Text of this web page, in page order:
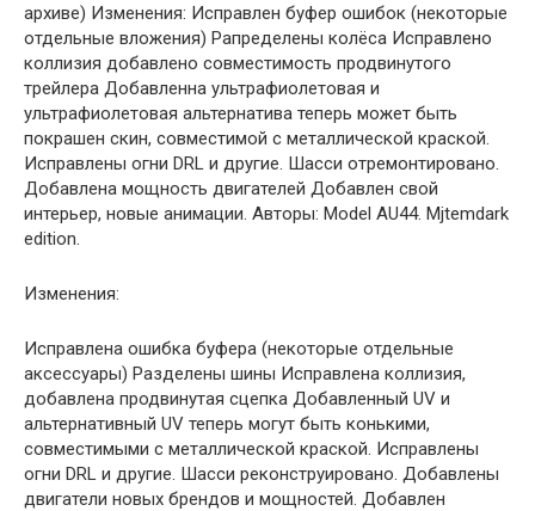
архиве) Изменения: Исправлен буфер ошибок (некоторые
отдельные вложения) Рапределены колёса Исправлено
коллизия добавлено совместимость продвинутого
трейлера Добавленна ультрафиолетовая и
ультрафиолетовая альтернатива теперь может быть
покрашен скин, совместимой с металлической краской.
Исправлены огни DRL и другие. Шасси отремонтировано.
Добавлена мощность двигателей Добавлен свой
интерьер, новые анимации. Авторы: Model AU44. Mjtemdark
edition.
Изменения:
Исправлена ошибка буфера (некоторые отдельные
аксессуары) Разделены шины Исправлена коллизия,
добавлена продвинутая сцепка Добавленный UV и
альтернативный UV теперь могут быть конькими,
совместимыми с металлической краской. Исправлены
огни DRL и другие. Шасси реконструировано. Добавлены
двигатели новых брендов и мощностей. Добавлен